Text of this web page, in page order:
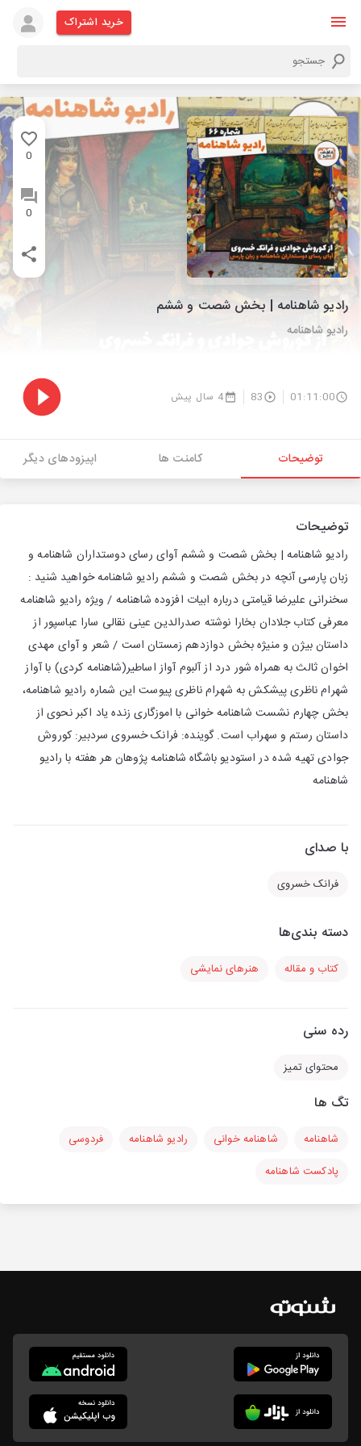
خرید اشتراک
0
0
رادیو شاهنامه | بخش شصت و ششم
رادیو شاهنامه
01:11:00
83 4 سال پیش
توضیحات کامنت ها اپیزودهای دیگر
توضیحات
رادیو شاهنامه | بخش شصت و ششم آوای رسای دوستداران شاهنامه و
زبان پارسی آنچه در بخش شصت و ششم رادیو شاهنامه خواهید شنید :
سخنرانی علیرضا قیامتی درباره ابیات افزوده شاهنامه / ویژه رادیو شاهنامه
معرفی کتاب جلادان بخارا نوشته صدرالدین عینی نقالی سارا عباسپور از
داستان بیژن و منیژه بخش دوازدهم زمستان است / شعر و آوای مهدی
اخوان ثالث به همراه شور درد از آلبوم آواز اساطیر(شاهنامه کردی) با آواز
شهرام ناظری پیشکش به شهرام ناظری پیوست این شماره رادیو شاهنامه،
بخش چهارم نشست شاهنامه خوانی با اموزگاری زنده یاد اکبر نحوی از
داستان رستم و سهراب است. گوینده: فرانک ‌خسروی سردبیر: کوروش
جوادی تهیه شده در استودیو باشگاه شاهنامه پژوهان هر هفته با رادیو
شاهنامه
با صدای
فرانک خسروی
دسته بندی‌ها
کتاب و مقاله هنرهای نمایشی
رده سنی
محتوای تمیز
تگ ها
شاهنامه شاهنامه خوانی رادیو شاهنامه
فردوسی
پادکست شاهنامه